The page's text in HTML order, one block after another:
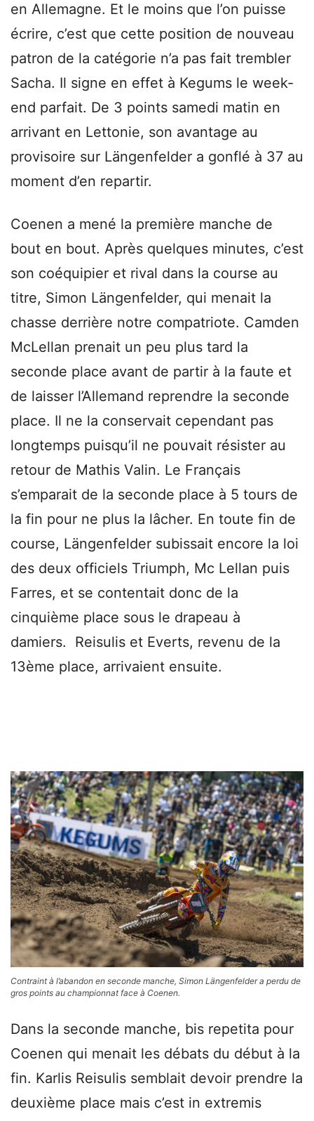
en Allemagne. Et le moins que l’on puisse
écrire, c’est que cette position de nouveau
patron de la catégorie n’a pas fait trembler
Sacha. Il signe en effet à Kegums le week-
end parfait. De 3 points samedi matin en
arrivant en Lettonie, son avantage au
provisoire sur Längenfelder a gonflé à 37 au
moment d’en repartir.
Coenen a mené la première manche de
bout en bout. Après quelques minutes, c’est
son coéquipier et rival dans la course au
titre, Simon Längenfelder, qui menait la
chasse derrière notre compatriote. Camden
McLellan prenait un peu plus tard la
seconde place avant de partir à la faute et
de laisser l’Allemand reprendre la seconde
place. Il ne la conservait cependant pas
longtemps puisqu’il ne pouvait résister au
retour de Mathis Valin. Le Français
s’emparait de la seconde place à 5 tours de
la fin pour ne plus la lâcher. En toute fin de
course, Längenfelder subissait encore la loi
des deux officiels Triumph, Mc Lellan puis
Farres, et se contentait donc de la
cinquième place sous le drapeau à
damiers. Reisulis et Everts, revenu de la
13ème place, arrivaient ensuite.
Contraint à l’abandon en seconde manche, Simon Längenfelder a perdu de
gros points au championnat face à Coenen.
Dans la seconde manche, bis repetita pour
Coenen qui menait les débats du début à la
fin. Karlis Reisulis semblait devoir prendre la
deuxième place mais c’est in extremis